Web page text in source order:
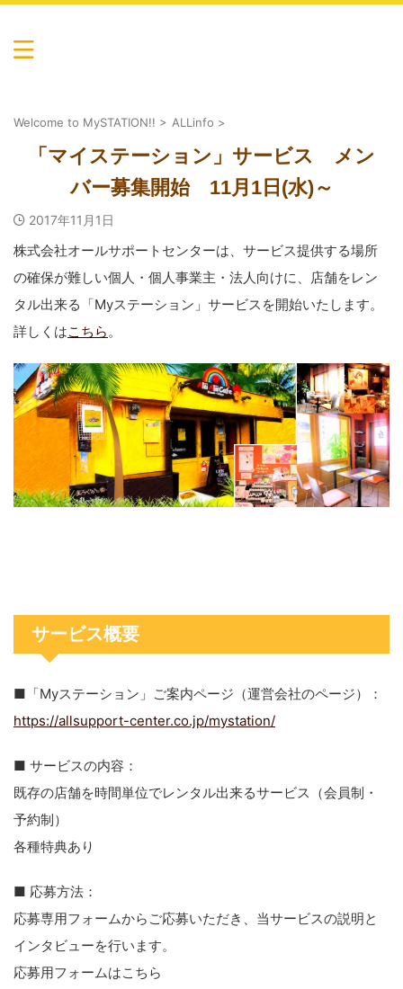
Welcome to MySTATION!! > ALLinfo >
「マイステーション」サービス メン
バー募集開始 11月1日(水)～
2017年11月1日
株式会社オールサポートセンターは、サービス提供する場所
の確保が難しい個人・個人事業主・法人向けに、店舗をレン
タル出来る「Myステーション」サービスを開始いたします。
詳しくはこちら。
サービス概要
■「Myステーション」ご案内ページ（運営会社のページ）：
https://allsupport-center.co.jp/mystation/
■ サービスの内容：
既存の店舗を時間単位でレンタル出来るサービス（会員制・
予約制）
各種特典あり
■ 応募方法：
応募専用フォームからご応募いただき、当サービスの説明と
インタビューを行います。
応募用フォームはこちら